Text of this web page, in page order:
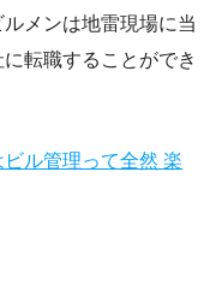
メンは地雷現場に当
転職することができ
ビル管理って全然 楽